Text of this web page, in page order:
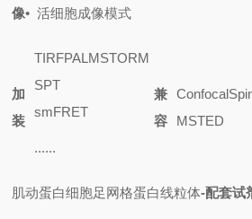
像•活细胞成像模式
加
装
TIRFPALMSTORM
SPT
smFRET
......
兼
容
Confocal
MSTED
肌动蛋白细胞足网格蛋白线粒体-配套试